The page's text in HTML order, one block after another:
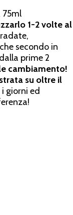
75ml
1-2 volte al
secondo in
prime 2
cambiamento!
su oltre il
giorni ed